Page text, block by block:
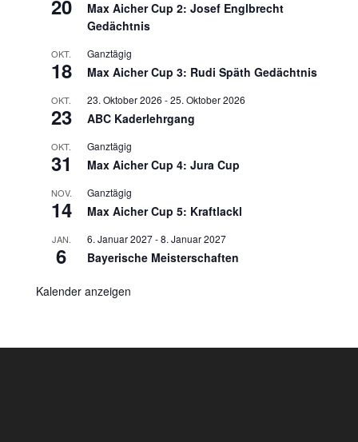
20
Max Aicher Cup 2: Josef Englbrecht
Gedächtnis
OKT.
18
Ganztägig
Max Aicher Cup 3: Rudi Späth Gedächtnis
OKT.
23
23. Oktober 2026 -25. Oktober 2026
ABC Kaderlehrgang
OKT.
31
Ganztägig
Max Aicher Cup 4: Jura Cup
NOV.
14
Ganztägig
Max Aicher Cup 5: Kraftlackl
JAN.
6
6. Januar 2027-8. Januar 2027
Bayerische Meisterschaften
Kalender anzeigen